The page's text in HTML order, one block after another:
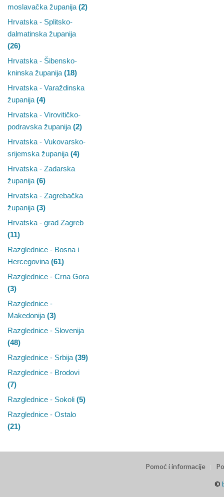
moslavačka županija (2)
Hrvatska - Splitsko-
dalmatinska županija
(26)
Hrvatska - Šibensko-
kninska županija (18)
Hrvatska - Varaždinska
županija (4)
Hrvatska - Virovitičko-
podravska županija (2)
Hrvatska - Vukovarsko-
srijemska županija (4)
Hrvatska - Zadarska
županija (6)
Hrvatska - Zagrebačka
županija (3)
Hrvatska - grad Zagreb
(11)
Razglednice - Bosna i
Hercegovina (61)
Razglednice - Crna Gora
(3)
Razglednice -
Makedonija (3)
Razglednice - Slovenija
(48)
Razglednice - Srbija (39)
Razglednice - Brodovi
(7)
Razglednice - Sokoli (5)
Razglednice - Ostalo
(21)
Pomoć i informacije
©